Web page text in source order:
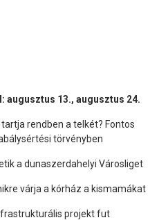
augusztus 13., augusztus 24.
rendben a telkét? Fontos
törvényben
a dunaszerdahelyi Városliget
várja a kórház a kismamákat
projekt fut